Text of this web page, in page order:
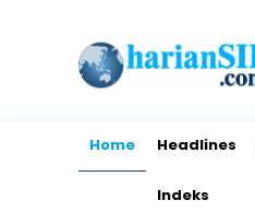
Home Headlines
Indeks